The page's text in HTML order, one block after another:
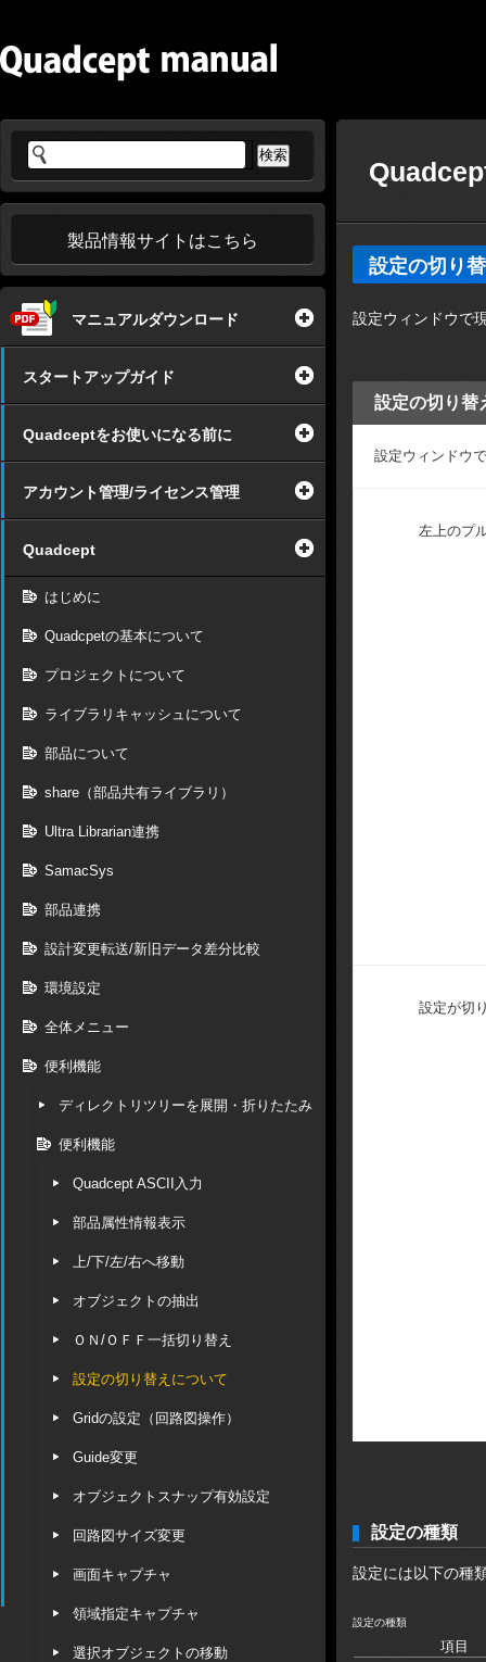
製品情報サイトはこちら
マニュアルダウンロード
スタートアップガイド
Quadceptをお使いになる前に
アカウント管理/ライセンス管理
Quadcept
はじめに
Quadcpetの基本について
プロジェクトについて
ライブラリキャッシュについて
部品について
share（部品共有ライブラリ）
Ultra Librarian連携
SamacSys
部品連携
設計変更転送/新旧データ差分比較
環境設定
全体メニュー
便利機能
ディレクトリツリーを展開・折りたたみ
便利機能
Quadcept ASCII入力
部品属性情報表示
上/下/左/右へ移動
オブジェクトの抽出
ＯＮ/ＯＦＦ一括切り替え
設定の切り替えについて
Gridの設定（回路図操作）
Guide変更
オブジェクトスナップ有効設定
回路図サイズ変更
画面キャプチャ
領域指定キャプチャ
選択オブジェクトの移動
設定の切り
設定ウィンドウで
設定の切り替
設定ウィンドウ
左上のプ
設定が切
設定の種類
設定には以下の種
設定の種類
項目